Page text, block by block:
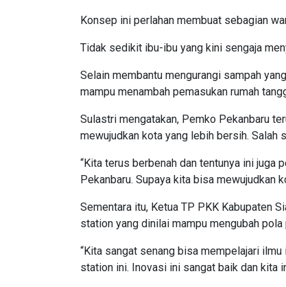
Konsep ini perlahan membuat sebagian
Tidak sedikit ibu-ibu yang kini sengaja
Selain membantu mengurangi sampah
mampu menambah pemasukan rumah
Sulastri mengatakan, Pemko Pekanbaru
mewujudkan kota yang lebih bersih. Salah
“Kita terus berbenah dan tentunya ini juga
Pekanbaru. Supaya kita bisa mewujudkan
Sementara itu, Ketua TP PKK Kabupaten
station yang dinilai mampu mengubah
“Kita sangat senang bisa mempelajari
station ini. Inovasi ini sangat baik dan kita